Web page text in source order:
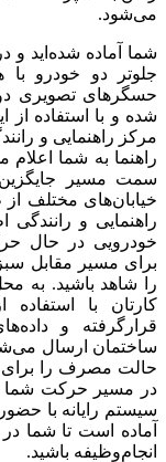
می‌شود.
شما آماده‌ شده‌اید و
جلوتر دو خودرو
حسگرهای تصویری
شده و با استفاده از
مرکز راهنمایی و
راهنما به شما
سمت مسیر جایگزین
خیابان‌های مختلف
راهنمایی و
خودرویی در حال
برای مسیر مقابل
را شاهد باشید. به
کارتان با
قرارگرفته و
ساختمان ارسال
حالت مصرف را
در مسیر حرکت
سیستم رایانه با
آماده است تا شما
انجام‌وظیفه باشید.